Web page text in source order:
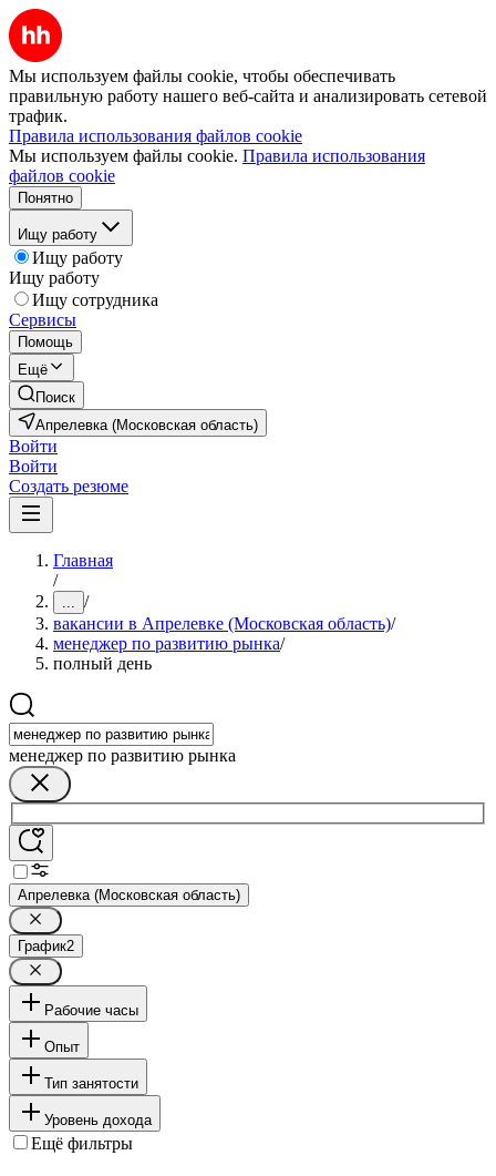
Мы используем файлы cookie, чтобы обеспечивать
правильную работу нашего веб-сайта и анализировать сетевой
трафик.
Правила использования файлов cookie
Мы используем файлы cookie. Правила использования
файлов cookie
Понятно
Ищу работу
Ищу работу
Ищу работу
Ищу сотрудника
Сервисы
Помощь
Ещё
Поиск
Апрелевка (Московская область)
Войти
Войти
Создать резюме
Главная
/
... /
вакансии в Апрелевке (Московская область)/
менеджер по развитию рынка/
полный день
менеджер по развитию рынка
Апрелевка (Московская область)
График2
Рабочие часы
Опыт
Тип занятости
Уровень дохода
Ещё фильтры